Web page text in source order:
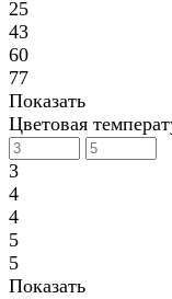
25
43
60
77
Показать
Цветовая
3
4
4
5
5
Показать